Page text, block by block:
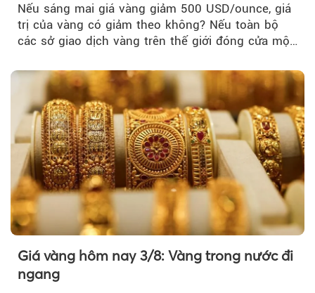
Nếu sáng mai giá vàng giảm 500 USD/ounce, giá
trị của vàng có giảm theo không? Nếu toàn bộ
các sở giao dịch vàng trên thế giới đóng cửa một
Giá vàng hôm nay 3/8: Vàng trong nước đi
ngang